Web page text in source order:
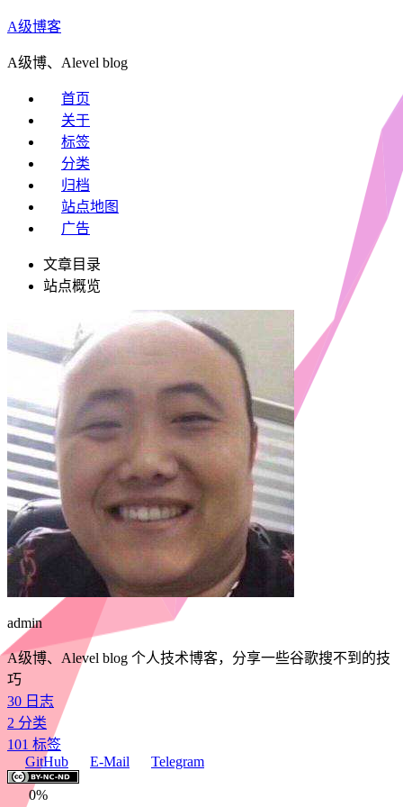
A级博客
A级博、Alevel blog
首页
关于
标签
分类
归档
站点地图
广告
文章目录
站点概览
admin
A级博、Alevel blog 个人技术博客，分享一些谷歌搜不到的技
巧
30 日志
2 分类
101 标签
GitHub
E-Mail Telegram
0%